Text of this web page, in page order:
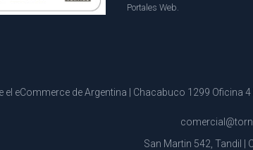
Portales Web.
el eCommerce de Argentina | Chacabuco 1299 Oficina
San Martin 542, Tandil |